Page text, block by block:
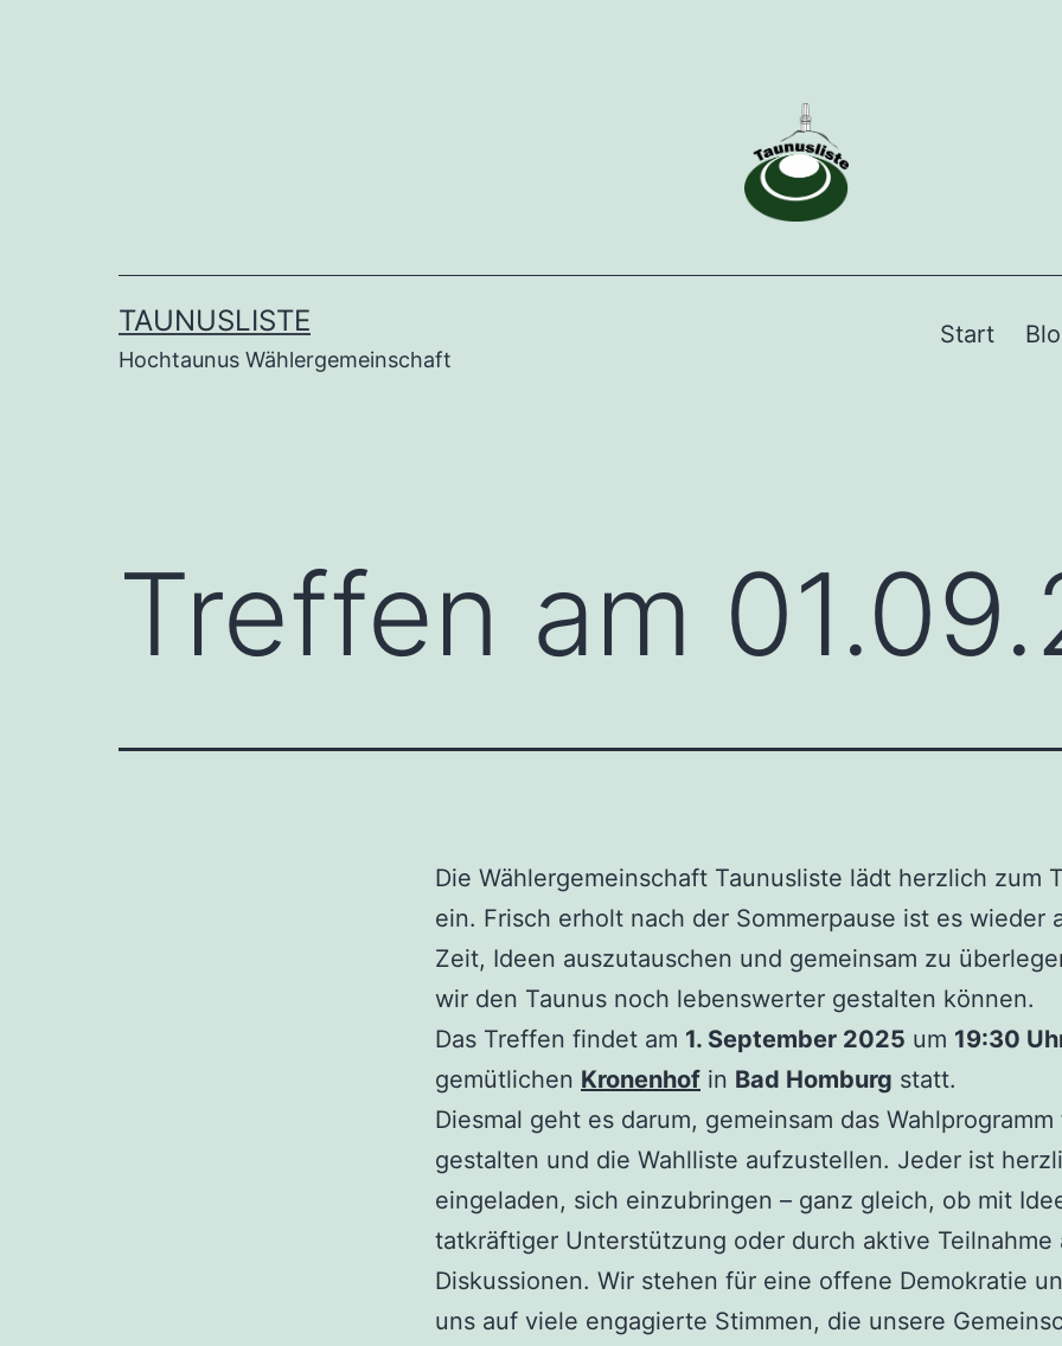
TAUNUSLISTE
Hochtaunus Wählergemeinschaft
Start
Treffen am
Die Wählergemeinschaft Taunusliste lädt herzlich zum
ein. Frisch erholt nach der Sommerpause ist es wieder
Zeit, Ideen auszutauschen und gemeinsam zu
wir den Taunus noch lebenswerter gestalten können.
Das Treffen findet am 1. September 2025 um 19:30
gemütlichen Kronenhof in Bad Homburg statt.
Diesmal geht es darum, gemeinsam das Wahlprogramm
gestalten und die Wahlliste aufzustellen. Jeder ist
eingeladen, sich einzubringen – ganz gleich, ob mit
tatkräftiger Unterstützung oder durch aktive Teilnahme
Diskussionen. Wir stehen für eine offene Demokratie
uns auf viele engagierte Stimmen, die unsere